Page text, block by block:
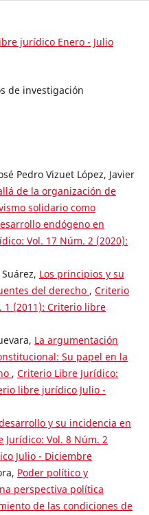
jurídico Enero - Julio
de investigación
Pedro Vizuet López, Javier
de la organización de
solidario como
endógeno en
Vol. 17 Núm. 2 (2020):
Los principios y su
del derecho , Criterio
1 (2011): Criterio libre
La argumentación
Su papel en la
, Criterio Libre Jurídico:
libre jurídico Julio -
y su incidencia en
Jurídico: Vol. 8 Núm. 2
Julio - Diciembre
Poder político y
perspectiva política
de las condiciones de